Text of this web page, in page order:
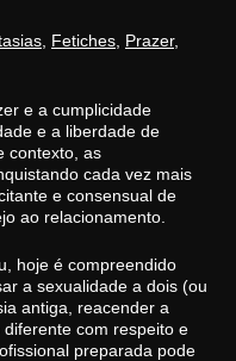
Fetiches Prazer,
e a cumplicidade
e a liberdade de
contexto, as
cada vez mais
e consensual de
ao relacionamento.
hoje é compreendido
a sexualidade a dois (ou
antiga, reacender a
com respeito e
preparada pode